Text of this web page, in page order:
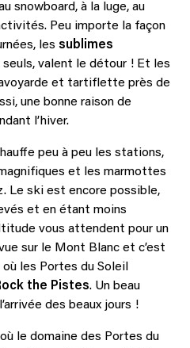
snowboard, à la luge, au
Peu importe la façon
les sublimes
seuls, valent le détour ! Et les
et tartiflette près de
une bonne raison de
l’hiver.
peu à peu les stations,
et les marmottes
Le ski est encore possible,
et en étant moins
vous attendent pour un
sur le Mont Blanc et c’est
où les Portes du Soleil
the Pistes. Un beau
des beaux jours !
le domaine des Portes du